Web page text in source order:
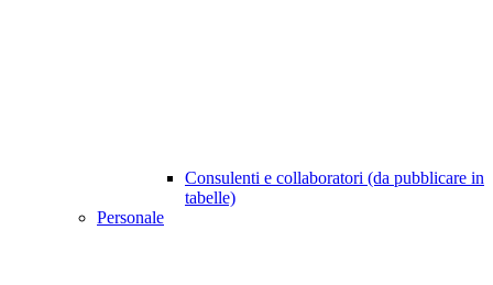
Consulenti e collaboratori (da pubblicare in
tabelle)
Personale